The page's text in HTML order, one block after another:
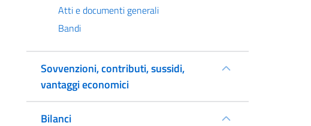
Atti e documenti generali
Bandi
Sovvenzioni, contributi, sussidi,
vantaggi economici
Bilanci